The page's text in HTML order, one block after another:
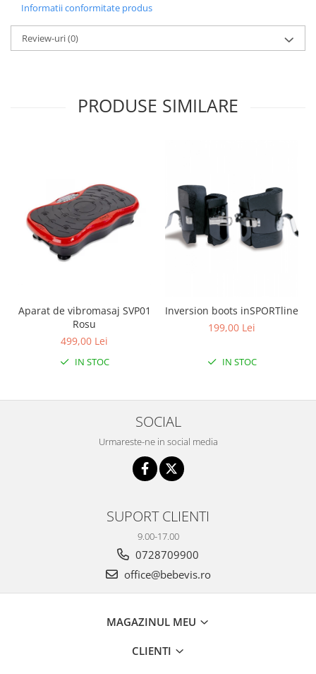
Informatii conformitate produs
Review-uri(0)
PRODUSE SIMILARE
Aparat de vibromasaj SVP01
Rosu
499,00 Lei
IN STOC
Inversion boots inSPORTline
199,00 Lei
IN STOC
SOCIAL
Urmareste-ne in social media
SUPORT CLIENTI
9.00-17.00
0728709900
office@bebevis.ro
MAGAZINUL MEU
CLIENTI